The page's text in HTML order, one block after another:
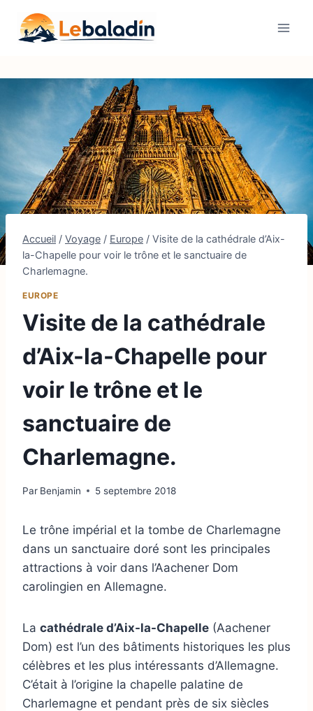
contenu
Accueil / Voyage / Europe / Visite de la cathédrale d’Aix-
la-Chapelle pour voir le trône et le sanctuaire de
Charlemagne.
EUROPE
Visite de la cathédrale
d’Aix-la-Chapelle pour
voir le trône et le
sanctuaire de
Charlemagne.
Par Benjamin 5 septembre 2018
Le trône impérial et la tombe de Charlemagne
dans un sanctuaire doré sont les principales
attractions à voir dans l’Aachener Dom
carolingien en Allemagne.
La cathédrale d’Aix-la-Chapelle (Aachener
Dom) est l’un des bâtiments historiques les plus
célèbres et les plus intéressants d’Allemagne.
C’était à l’origine la chapelle palatine de
Charlemagne et pendant près de six siècles